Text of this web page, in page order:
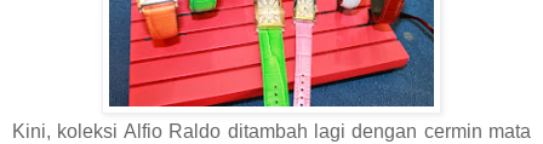
Kini, koleksi Alfio Raldo ditambah lagi dengan cermin mata